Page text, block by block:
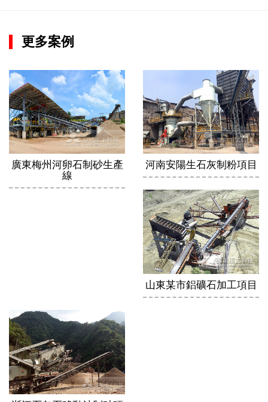
更多案例
廣東梅州河卵石制砂生產
線
河南安陽生石灰制粉項目
山東某市鋁礦石加工項目